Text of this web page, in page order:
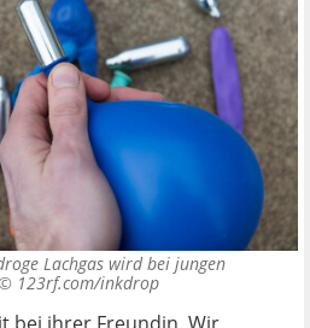
Lachgas wird bei jungen
123rf.com/inkdrop